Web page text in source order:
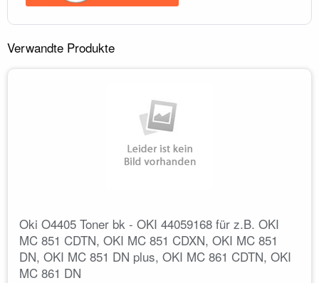
Verwandte Produkte
Oki O4405 Toner bk - OKI 44059168 für z.B. OKI
MC 851 CDTN, OKI MC 851 CDXN, OKI MC 851
DN, OKI MC 851 DN plus, OKI MC 861 CDTN, OKI
MC 861 DN